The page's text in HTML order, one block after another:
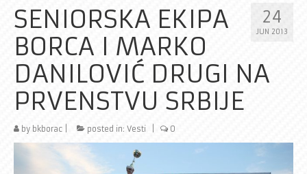
Kalendar
CLASSIC
Istorijat
Klub
Galerija
Rekreativci
24
JUN 2013
SENIORSKA EKIPA
BORCA I MARKO
DANILOVIĆ DRUGI NA
PRVENSTVU SRBIJE
by bkborac posted in: Vesti 0